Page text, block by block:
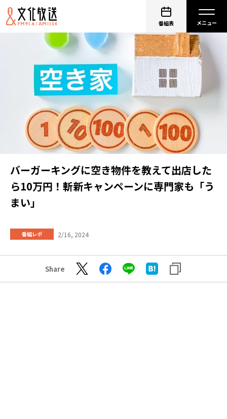
番組表
バーガーキングに空き物件を教えて出店した
ら10万円！斬新キャンペーンに専門家も「う
まい」
番組レポ 2/16, 2024
Share